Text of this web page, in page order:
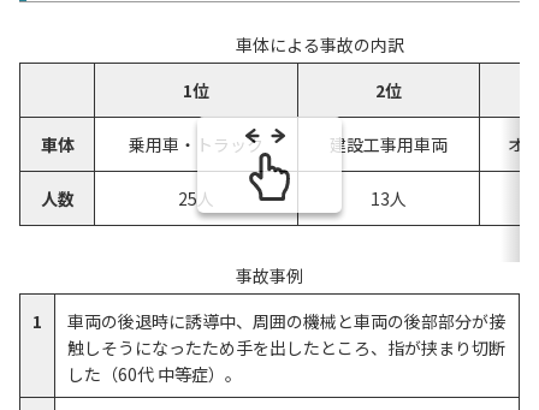
車体による事故の内訳
1位
2位
車体 乗用車・トラック 建設工事用車両 オ
人数 25人 13人
事故事例
1
車両の後退時に誘導中、周囲の機械と車両の後部部分が接
触しそうになったため手を出したところ、指が挟まり切断
した（60代 中等症）。